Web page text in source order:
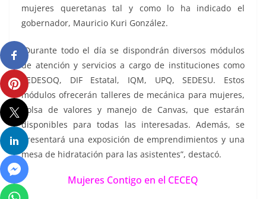
mujeres queretanas tal y como lo ha indicado el
gobernador, Mauricio Kuri González.
“Durante todo el día se dispondrán diversos módulos
de atención y servicios a cargo de instituciones como
SEDESOQ, DIF Estatal, IQM, UPQ, SEDESU. Estos
módulos ofrecerán talleres de mecánica para mujeres,
bolsa de valores y manejo de Canvas, que estarán
disponibles para todas las interesadas. Además, se
presentará una exposición de emprendimientos y una
mesa de hidratación para las asistentes”, destacó.
Mujeres Contigo en el CECEQ